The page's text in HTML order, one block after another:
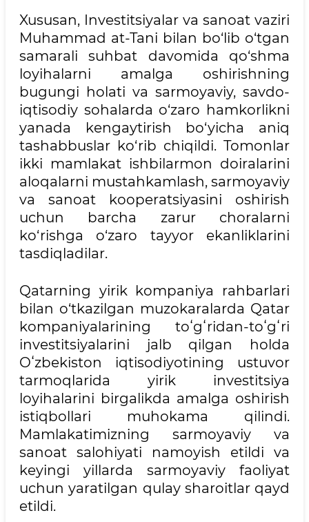
Xususan, Investitsiyalar va sanoat vaziri
Muhammad at-Tani bilan bo‘lib o‘tgan
samarali suhbat davomida qo‘shma
loyihalarni amalga oshirishning
bugungi holati va sarmoyaviy, savdo-
iqtisodiy sohalarda o‘zaro hamkorlikni
yanada kengaytirish bo‘yicha aniq
tashabbuslar ko‘rib chiqildi. Tomonlar
ikki mamlakat ishbilarmon doiralarini
aloqalarni mustahkamlash, sarmoyaviy
va sanoat kooperatsiyasini oshirish
uchun barcha zarur choralarni
ko‘rishga o‘zaro tayyor ekanliklarini
tasdiqladilar.
Qatarning yirik kompaniya rahbarlari
bilan o‘tkazilgan muzokaralarda Qatar
kompaniyalarining toʻgʻridan-toʻgʻri
investitsiyalarini jalb qilgan holda
Oʻzbekiston iqtisodiyotining ustuvor
tarmoqlarida yirik investitsiya
loyihalarini birgalikda amalga oshirish
istiqbollari muhokama qilindi.
Mamlakatimizning sarmoyaviy va
sanoat salohiyati namoyish etildi va
keyingi yillarda sarmoyaviy faoliyat
uchun yaratilgan qulay sharoitlar qayd
etildi.